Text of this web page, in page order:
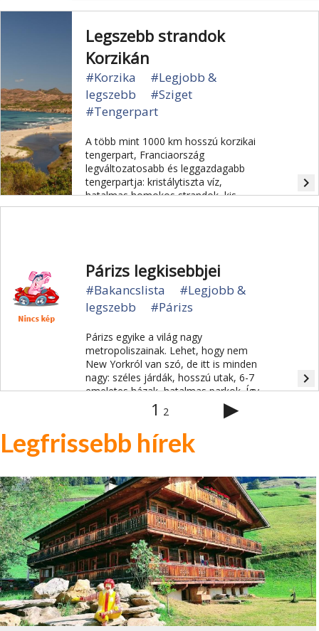
Legszebb strandok
Korzikán
#Korzika
#Legjobb &
legszebb
#Sziget
#Tengerpart
A több mint 1000 km hosszú korzikai
tengerpart, Franciaország
legváltozatosabb és leggazdagabb
tengerpartja: kristálytiszta víz,
hatalmas homokos strandok, kis
elhagyott öblök vagy tengeri madarak
navigate_next
Párizs legkisebbjei
#Bakancslista
#Legjobb &
legszebb
#Párizs
Párizs egyike a világ nagy
metropoliszainak. Lehet, hogy nem
New Yorkról van szó, de itt is minden
nagy: széles járdák, hosszú utak, 6-7
emeletes házak, hatalmas parkok. Így
mindig észrevesszük, ha valami
navigate_next
1 2 ▶
Legfrissebb hírek